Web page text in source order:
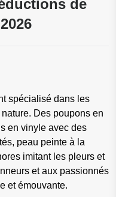
de
spécialisé dans les
Des poupons en
en vinyle avec des
peau peinte à la
imitant les pleurs et
et aux passionnés
et émouvante.